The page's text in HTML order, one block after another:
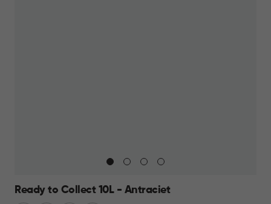
Ready to Collect 10L - Antraciet